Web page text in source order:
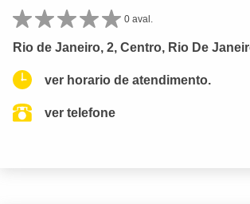
0 aval.
Rio de Janeiro, 2, Centro, Rio De
ver horario de atendimento.
ver telefone